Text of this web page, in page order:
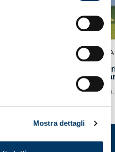
Mostra dettagli
Si